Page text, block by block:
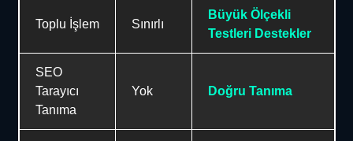
Toplu İşlem Sınırlı
Büyük Ölçekli
Testleri Destekler
SEO
Tarayıcı
Tanıma
Yok Doğru Tanıma